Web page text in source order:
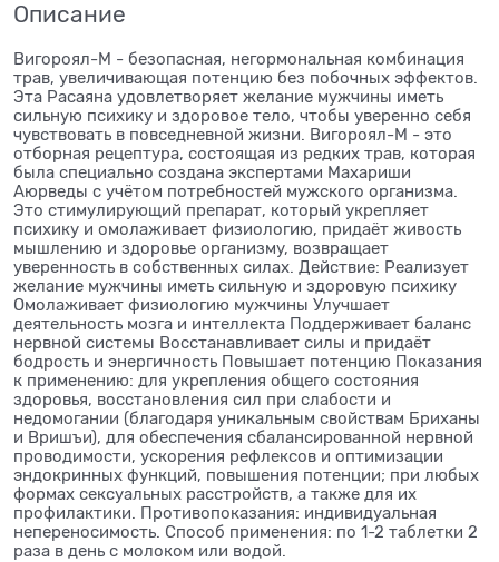
Описание
Вигороял-М - безопасная, негормональная комбинация
трав, увеличивающая потенцию без побочных эффектов.
Эта Расаяна удовлетворяет желание мужчины иметь
сильную психику и здоровое тело, чтобы уверенно себя
чувствовать в повседневной жизни. Вигороял-М - это
отборная рецептура, состоящая из редких трав, которая
была специально создана экспертами Махариши
Аюрведы с учётом потребностей мужского организма.
Это стимулирующий препарат, который укрепляет
психику и омолаживает физиологию, придаёт живость
мышлению и здоровье организму, возвращает
уверенность в собственных силах. Действие: Реализует
желание мужчины иметь сильную и здоровую психику
Омолаживает физиологию мужчины Улучшает
деятельность мозга и интеллекта Поддерживает баланс
нервной системы Восстанавливает силы и придаёт
бодрость и энергичность Повышает потенцию Показания
к применению: для укрепления общего состояния
здоровья, восстановления сил при слабости и
недомогании (благодаря уникальным свойствам Бриханы
и Вришъи), для обеспечения сбалансированной нервной
проводимости, ускорения рефлексов и оптимизации
эндокринных функций, повышения потенции; при любых
формах сексуальных расстройств, а также для их
профилактики. Противопоказания: индивидуальная
непереносимость. Способ применения: по 1-2 таблетки 2
раза в день с молоком или водой.